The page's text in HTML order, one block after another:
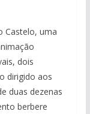
Castelo, uma
dois
dirigido aos
duas dezenas
berbere